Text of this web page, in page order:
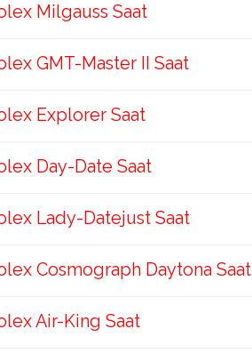
Milgauss Saat
GMT-Master II Saat
Explorer Saat
Day-Date Saat
Lady-Datejust Saat
Cosmograph Daytona Saat
Air-King Saat